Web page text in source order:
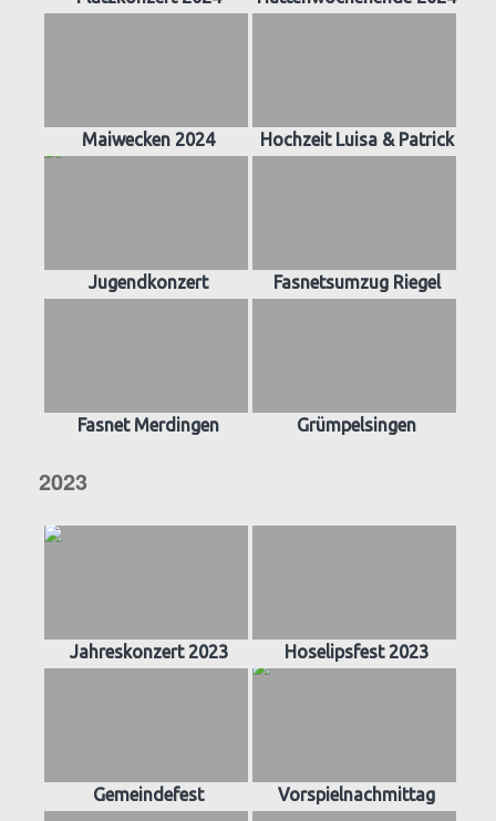
Maiwecken 2024 Hochzeit Luisa & Patrick
Jugendkonzert Fasnetsumzug Riegel
Fasnet Merdingen Grümpelsingen
2023
Jahreskonzert 2023 Hoselipsfest 2023
Gemeindefest Vorspielnachmittag